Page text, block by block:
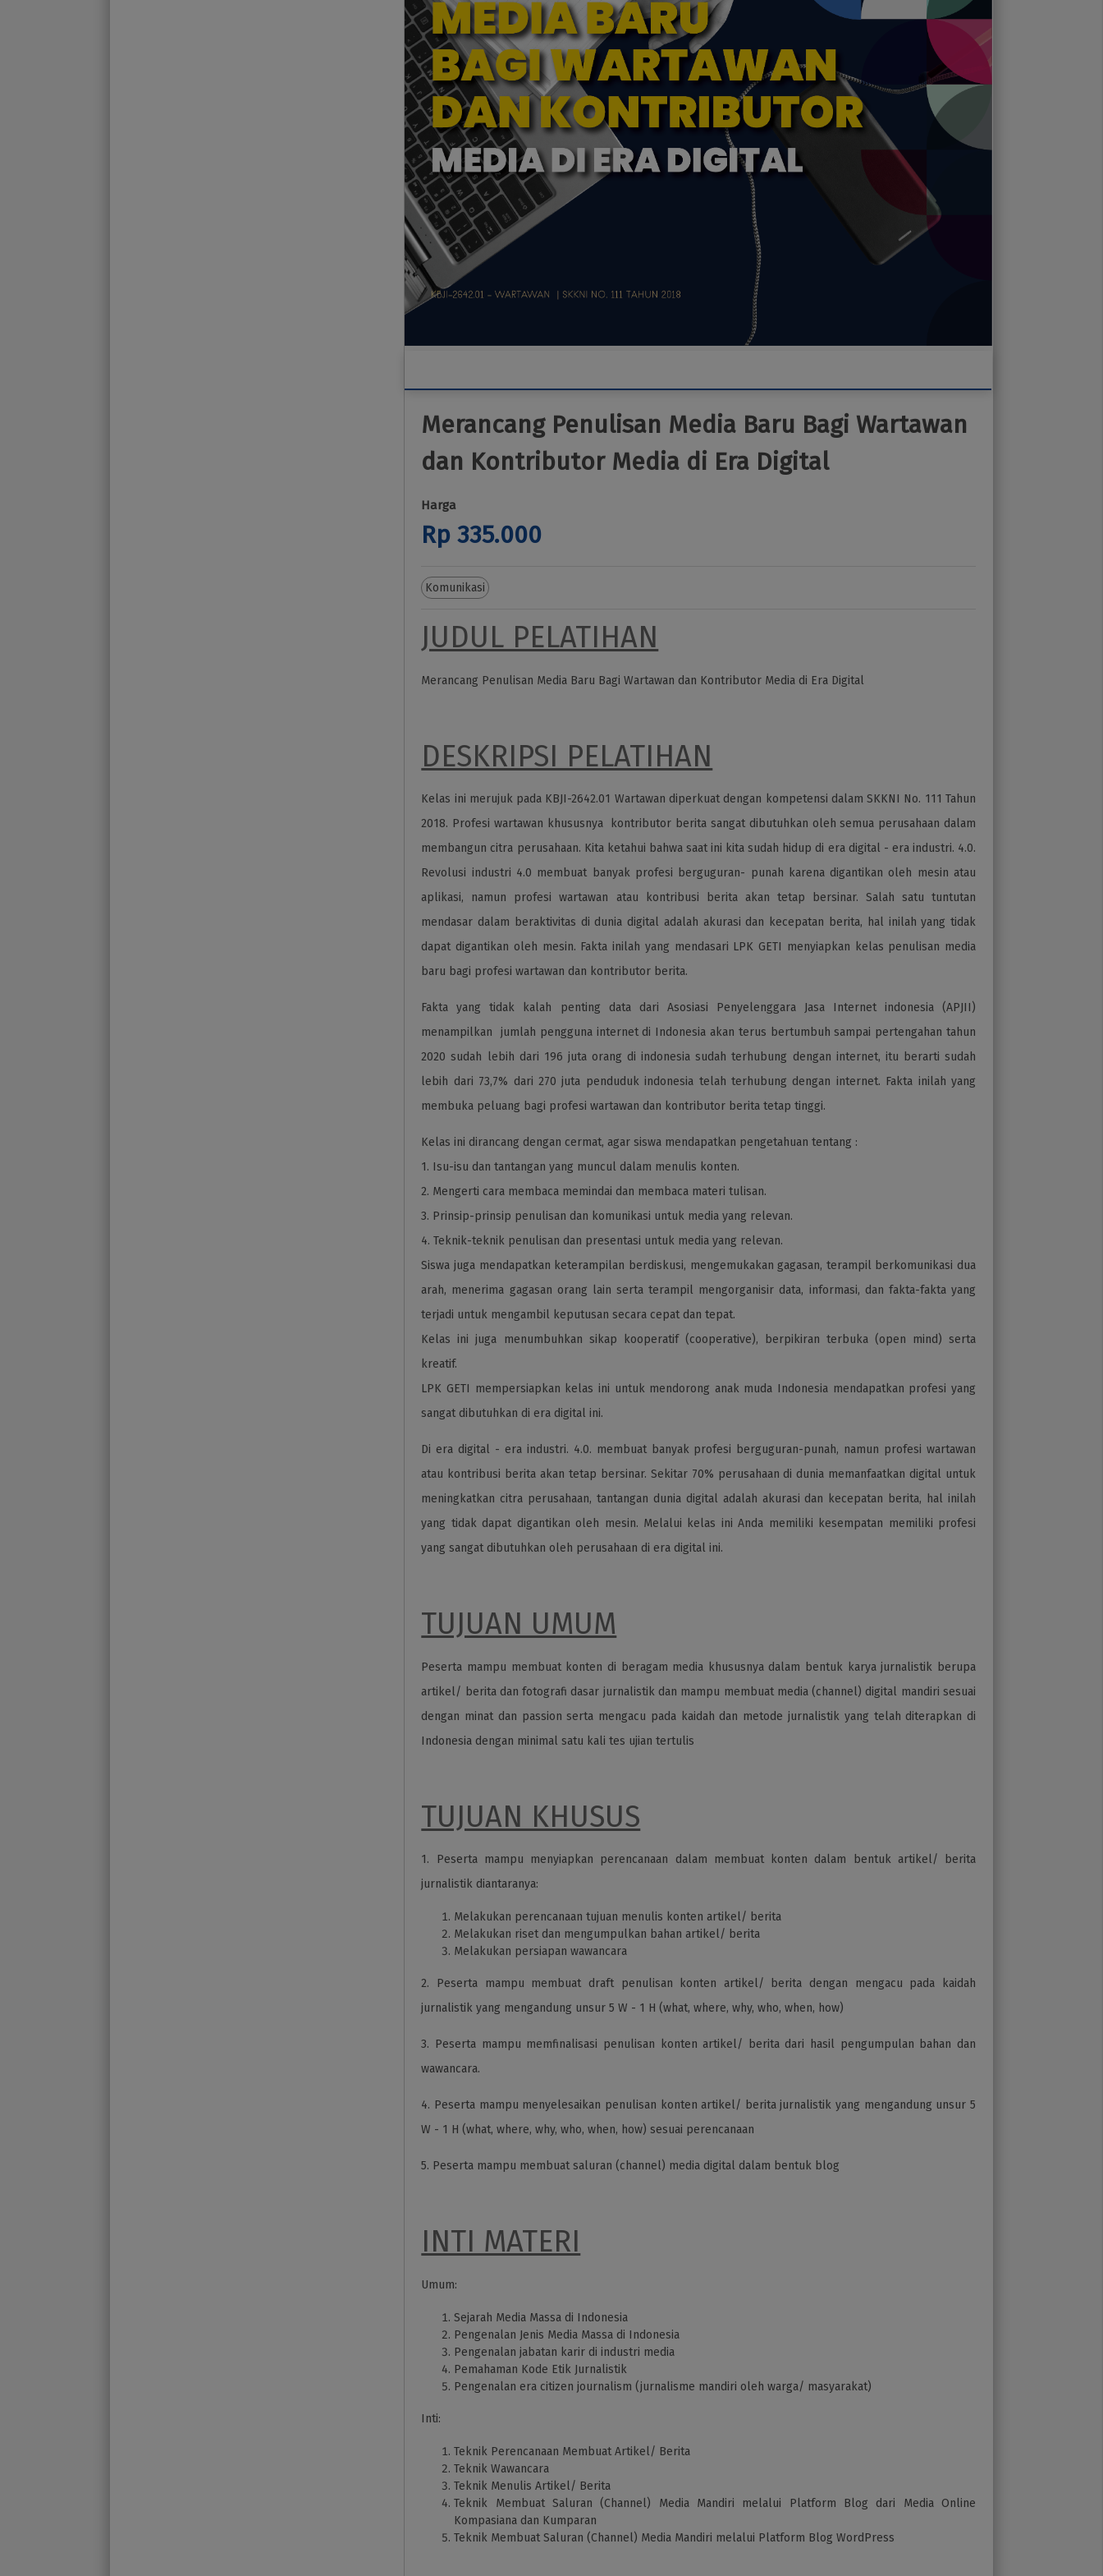
Merancang Penulisan Media Baru Bagi Wartawan
dan Kontributor Media di Era Digital
Harga
Rp 335.000
Komunikasi
JUDUL PELATIHAN
Merancang Penulisan Media Baru Bagi Wartawan dan Kontributor Media di Era Digital
DESKRIPSI PELATIHAN
Kelas ini merujuk pada KBJI-2642.01 Wartawan diperkuat dengan kompetensi dalam SKKNI No. 111 Tahun
2018. Profesi wartawan khususnya kontributor berita sangat dibutuhkan oleh semua perusahaan dalam
membangun citra perusahaan. Kita ketahui bahwa saat ini kita sudah hidup di era digital - era industri. 4.0.
Revolusi industri 4.0 membuat banyak profesi berguguran- punah karena digantikan oleh mesin atau
aplikasi, namun profesi wartawan atau kontribusi berita akan tetap bersinar. Salah satu tuntutan
mendasar dalam beraktivitas di dunia digital adalah akurasi dan kecepatan berita, hal inilah yang tidak
dapat digantikan oleh mesin. Fakta inilah yang mendasari LPK GETI menyiapkan kelas penulisan media
baru bagi profesi wartawan dan kontributor berita.
Fakta yang tidak kalah penting data dari Asosiasi Penyelenggara Jasa Internet indonesia (APJII)
menampilkan jumlah pengguna internet di Indonesia akan terus bertumbuh sampai pertengahan tahun
2020 sudah lebih dari 196 juta orang di indonesia sudah terhubung dengan internet, itu berarti sudah
lebih dari 73,7% dari 270 juta penduduk indonesia telah terhubung dengan internet. Fakta inilah yang
membuka peluang bagi profesi wartawan dan kontributor berita tetap tinggi.
Kelas ini dirancang dengan cermat, agar siswa mendapatkan pengetahuan tentang :
1. Isu-isu dan tantangan yang muncul dalam menulis konten.
2. Mengerti cara membaca memindai dan membaca materi tulisan.
3. Prinsip-prinsip penulisan dan komunikasi untuk media yang relevan.
4. Teknik-teknik penulisan dan presentasi untuk media yang relevan.
Siswa juga mendapatkan keterampilan berdiskusi, mengemukakan gagasan, terampil berkomunikasi dua
arah, menerima gagasan orang lain serta terampil mengorganisir data, informasi, dan fakta-fakta yang
terjadi untuk mengambil keputusan secara cepat dan tepat.
Kelas ini juga menumbuhkan sikap kooperatif (cooperative), berpikiran terbuka (open mind) serta
kreatif.
LPK GETI mempersiapkan kelas ini untuk mendorong anak muda Indonesia mendapatkan profesi yang
sangat dibutuhkan di era digital ini.
Di era digital - era industri. 4.0. membuat banyak profesi berguguran-punah, namun profesi wartawan
atau kontribusi berita akan tetap bersinar. Sekitar 70% perusahaan di dunia memanfaatkan digital untuk
meningkatkan citra perusahaan, tantangan dunia digital adalah akurasi dan kecepatan berita, hal inilah
yang tidak dapat digantikan oleh mesin. Melalui kelas ini Anda memiliki kesempatan memiliki profesi
yang sangat dibutuhkan oleh perusahaan di era digital ini.
TUJUAN UMUM
Peserta mampu membuat konten di beragam media khususnya dalam bentuk karya jurnalistik berupa
artikel/ berita dan fotografi dasar jurnalistik dan mampu membuat media (channel) digital mandiri sesuai
dengan minat dan passion serta mengacu pada kaidah dan metode jurnalistik yang telah diterapkan di
Indonesia dengan minimal satu kali tes ujian tertulis
TUJUAN KHUSUS
1. Peserta mampu menyiapkan perencanaan dalam membuat konten dalam bentuk artikel/ berita
jurnalistik diantaranya:
Melakukan perencanaan tujuan menulis konten artikel/ berita
Melakukan riset dan mengumpulkan bahan artikel/ berita
Melakukan persiapan wawancara
2. Peserta mampu membuat draft penulisan konten artikel/ berita dengan mengacu pada kaidah
jurnalistik yang mengandung unsur 5 W - 1 H (what, where, why, who, when, how)
3. Peserta mampu memfinalisasi penulisan konten artikel/ berita dari hasil pengumpulan bahan dan
wawancara.
4. Peserta mampu menyelesaikan penulisan konten artikel/ berita jurnalistik yang mengandung unsur 5
W - 1 H (what, where, why, who, when, how) sesuai perencanaan
5. Peserta mampu membuat saluran (channel) media digital dalam bentuk blog
INTI MATERI
Umum:
Sejarah Media Massa di Indonesia
Pengenalan Jenis Media Massa di Indonesia
Pengenalan jabatan karir di industri media
Pemahaman Kode Etik Jurnalistik
Pengenalan era citizen journalism (jurnalisme mandiri oleh warga/ masyarakat)
Inti:
Teknik Perencanaan Membuat Artikel/ Berita
Teknik Wawancara
Teknik Menulis Artikel/ Berita
Teknik Membuat Saluran (Channel) Media Mandiri melalui Platform Blog dari Media Online
Kompasiana dan Kumparan
Teknik Membuat Saluran (Channel) Media Mandiri melalui Platform Blog WordPress